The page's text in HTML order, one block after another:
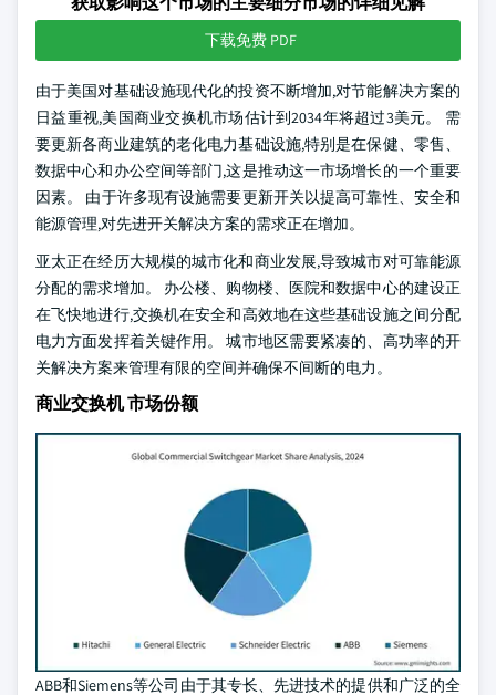
下载免费 PDF
由于美国对基础设施现代化的投资不断增加,对节能解决方案的
日益重视,美国商业交换机市场估计到2034年将超过3美元。 需
要更新各商业建筑的老化电力基础设施,特别是在保健、零售、
数据中心和办公空间等部门,这是推动这一市场增长的一个重要
因素。 由于许多现有设施需要更新开关以提高可靠性、安全和
能源管理,对先进开关解决方案的需求正在增加。
亚太正在经历大规模的城市化和商业发展,导致城市对可靠能源
分配的需求增加。 办公楼、购物楼、医院和数据中心的建设正
在飞快地进行,交换机在安全和高效地在这些基础设施之间分配
电力方面发挥着关键作用。 城市地区需要紧凑的、高功率的开
关解决方案来管理有限的空间并确保不间断的电力。
商业交换机 市场份额
ABB和Siemens等公司由于其专长、先进技术的提供和广泛的全